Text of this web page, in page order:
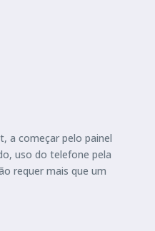
a começar pelo painel
uso do telefone pela
requer mais que um